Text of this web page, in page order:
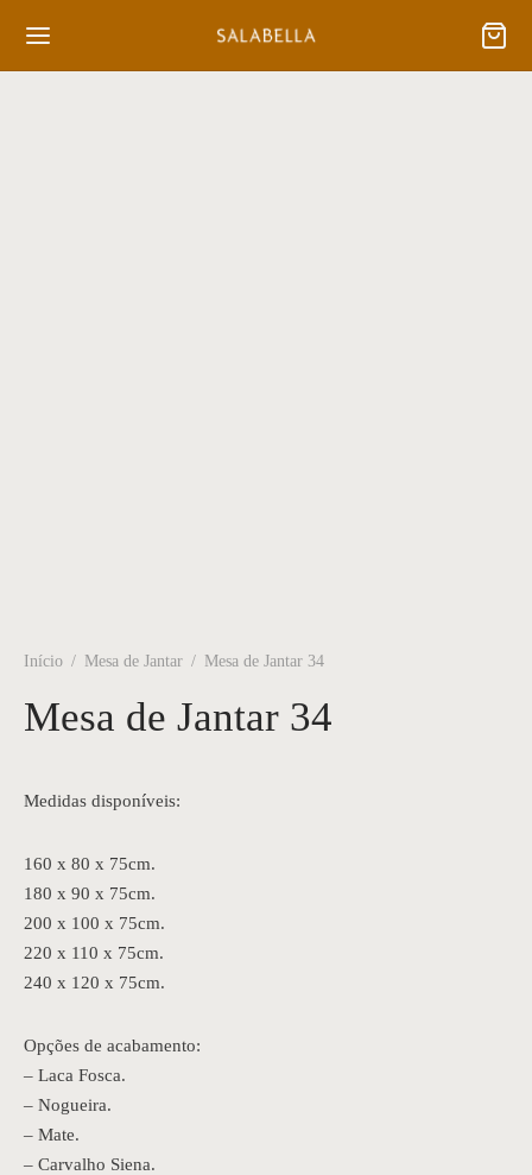
Início / Mesa de Jantar / Mesa de Jantar 34
Mesa de Jantar 34
Medidas disponíveis:
160 x 80 x 75cm.
180 x 90 x 75cm.
200 x 100 x 75cm.
220 x 110 x 75cm.
240 x 120 x 75cm.
Opções de acabamento:
– Laca Fosca.
– Nogueira.
– Mate.
– Carvalho Siena.